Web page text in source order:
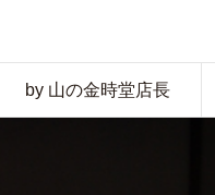
by 山の金時堂店長